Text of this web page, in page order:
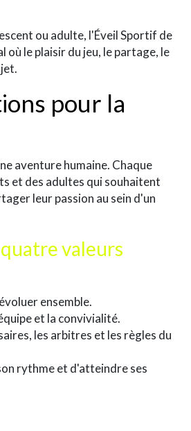
ou adulte, l'Éveil Sportif de
où le plaisir du jeu, le partage, le
pour la
aventure humaine. Chaque
et des adultes qui souhaitent
leur passion au sein d'un
valeurs
ensemble.
et la convivialité.
les arbitres et les règles du
rythme et d'atteindre ses